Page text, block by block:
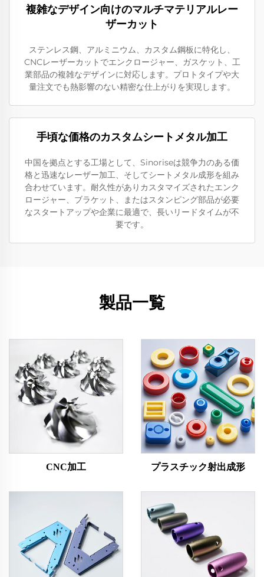
複雑なデザイン向けのマルチマテリアルレー
ザーカット
ステンレス鋼、アルミニウム、カスタム鋼板に特化し、
CNCレーザーカットでエンクロージャー、ガスケット、工
業部品の複雑なデザインに対応します。プロトタイプや大
量注文でも熱影響のない精密な仕上がりを実現します。
手頃な価格のカスタムシートメタル加工
中国を拠点とする工場として、Sinoriseは競争力のある価
格と迅速なレーザー加工、そしてシートメタル成形を組み
合わせています。耐久性がありカスタマイズされたエンク
ロージャー、ブラケット、またはスタンピング部品が必要
なスタートアップや企業に最適で、長いリードタイムが不
要です。
製品一覧
CNC加工 プラスチック射出成形